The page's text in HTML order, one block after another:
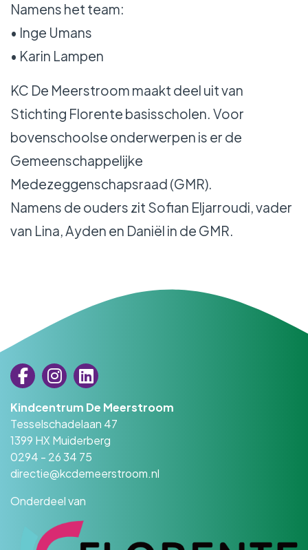
Namens het team:
• Inge Umans
• Karin Lampen
KC De Meerstroom maakt deel uit van
Stichting Florente basisscholen. Voor
bovenschoolse onderwerpen is er de
Gemeenschappelijke
Medezeggenschapsraad (GMR).
Namens de ouders zit Sofian Eljarroudi, vader
van Lina, Ayden en Daniël in de GMR.
Kindcentrum De Meerstroom
Tesselschadelaan 47
1399 HX Muiderberg
0294 - 26 34 75
directie@kcdemeerstroom.nl
Onderdeel van